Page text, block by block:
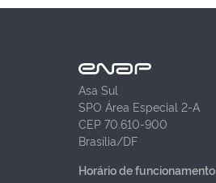
Asa Sul
SPO Área Especial 2-A
CEP 70.610-900
Brasília/DF
Horário de funcionamento